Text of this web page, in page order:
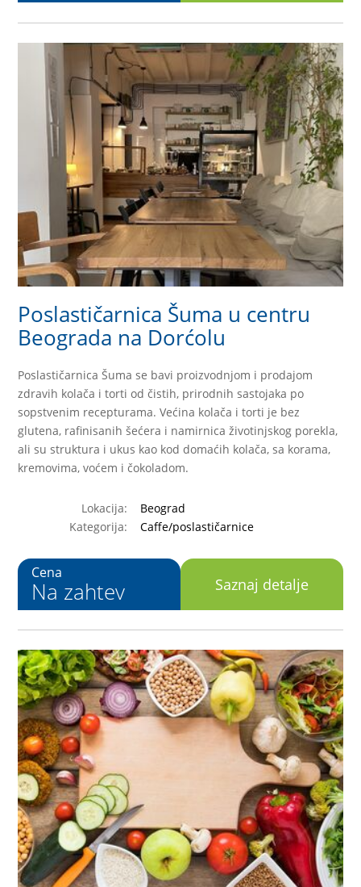
Poslastičarnica Šuma u centru
Beograda na Dorćolu
Poslastičarnica Šuma se bavi proizvodnjom i prodajom
zdravih kolača i torti od čistih, prirodnih sastojaka po
sopstvenim recepturama. Većina kolača i torti je bez
glutena, rafinisanih šećera i namirnica životinjskog porekla,
ali su struktura i ukus kao kod domaćih kolača, sa korama,
kremovima, voćem i čokoladom.
Lokacija:
Beograd
Kategorija:
Caffe/poslastičarnice
Cena
Na zahtev Saznaj detalje